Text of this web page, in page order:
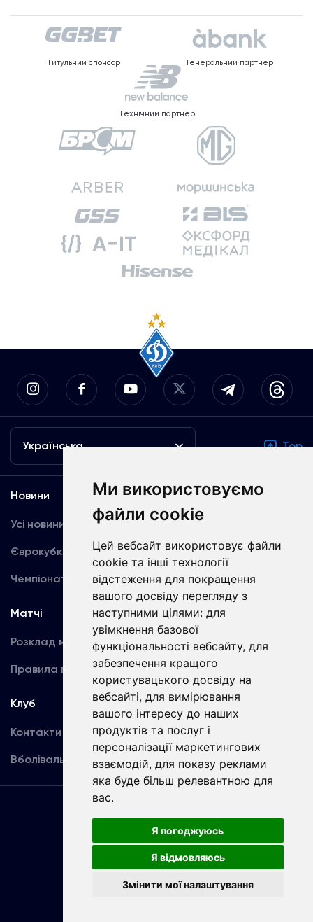
Ми використовуємо
файли cookie
Цей вебсайт використовує файли
cookie та інші технології
відстеження для покращення
вашого досвіду перегляду з
наступними цілями: для
увімкнення базової
функціональності вебсайту, для
забезпечення кращого
користувацького досвіду на
вебсайті, для вимірювання
вашого інтересу до наших
продуктів та послуг і
персоналізації маркетингових
взаємодій, для показу реклами
яка буде більш релевантною для
вас.
Я погоджуюсь
Я відмовляюсь
Змінити мої налаштування
Титульний спонсор Генеральний партнер
Технічний партнер
Українська Top
Новини
Усі новини
Єврокубки
Чемпіонат України
Медіа
Динамо TV
Фотогалерея
Акредитація
Матчі
Розклад матчів
Правила поведінки
Команда
Перша команда
U19
Клуб
Контакти
Вболівальникам
Угода
користувача
Copyright © ФК «Динамо» Київ